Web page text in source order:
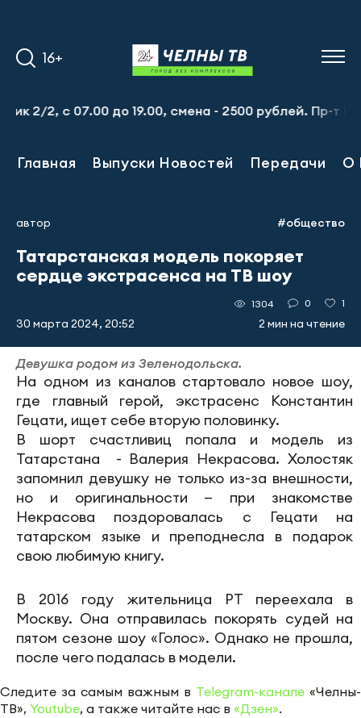
16+
2, с 07.00 до 19.00, смена - 2500 рублей. Пр-т
Главная Выпуски Новостей Передачи О
автор #общество
Татарстанская модель покоряет
сердце экстрасенса на ТВ шоу
30 марта 2024, 20:52
1304 0 1
2 мин на чтение
Девушка родом из Зеленодольска.
На одном из каналов стартовало новое шоу,
где главный герой, экстрасенс Константин
Гецати, ищет себе вторую половинку.
В шорт счастливиц попала и модель из
Татарстана - Валерия Некрасова. Холостяк
запомнил девушку не только из-за внешности,
но и оригинальности — при знакомстве
Некрасова поздоровалась с Гецати на
татарском языке и преподнесла в подарок
свою любимую книгу.
В 2016 году жительница РТ переехала в
Москву. Она отправилась покорять судей на
пятом сезоне шоу «Голос». Однако не прошла,
после чего подалась в модели.
Следите за самым важным в Telegram-канале «Челны-
ТВ», Youtube, а также читайте нас в «Дзен».